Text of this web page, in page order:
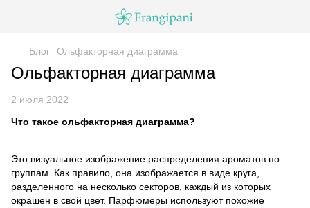
Блог Ольфакторная диаграмма
Ольфакторная диаграмма
2 июля 2022
Что такое ольфакторная диаграмма?
Это визуальное изображение распределения ароматов по
группам. Как правило, она изображается в виде круга,
разделенного на несколько секторов, каждый из которых
окрашен в свой цвет. Парфюмеры используют похожие